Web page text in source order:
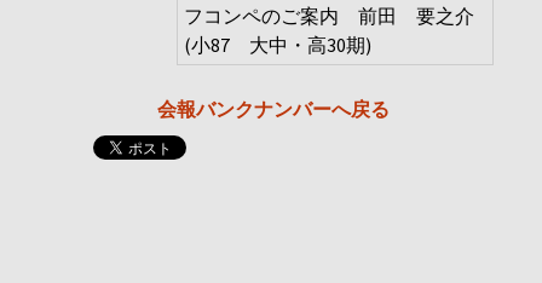
フコンペのご案内 前田 要之介
(小87 大中・高30期)
会報バンクナンバーへ戻る